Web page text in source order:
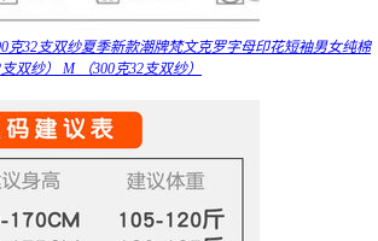
克32支双纱夏季新款潮牌梵文克罗字母印花短袖男女纯棉
双纱） M （300克32支双纱）